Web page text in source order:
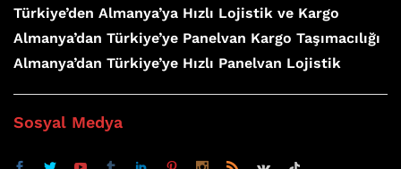
Türkiye’den Almanya’ya Hızlı Lojistik ve Kargo
Almanya’dan Türkiye’ye Panelvan Kargo Taşımacılığı
Almanya’dan Türkiye’ye Hızlı Panelvan Lojistik
Sosyal Medya